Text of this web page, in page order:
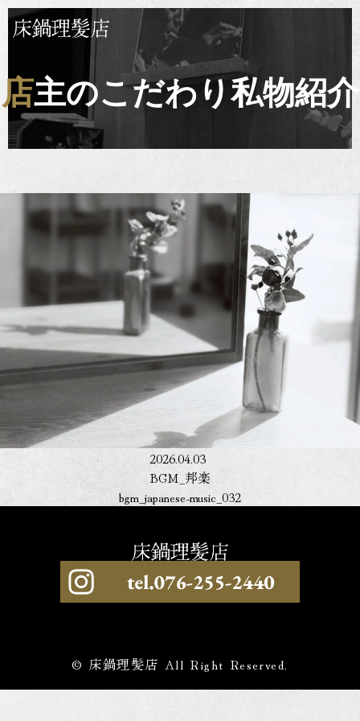
店主のこだわり私物紹介
2026.04.03
BGM_邦楽
bgm_japanese-music_032
© 床鍋理髪店 All Right Reserved.